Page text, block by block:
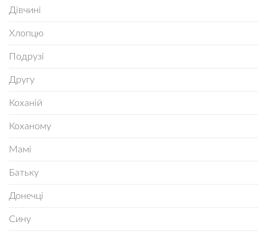
Дівчині
Хлопцю
Подрузі
Другу
Коханій
Коханому
Мамі
Батьку
Донечці
Сину